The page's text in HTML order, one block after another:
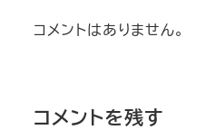
コメントはありません。
コメントを残す